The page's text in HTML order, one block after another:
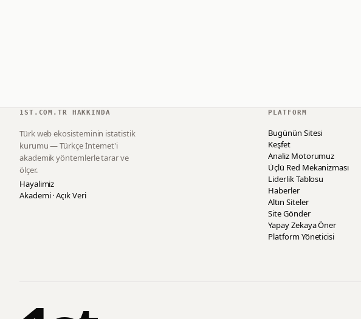
1ST.COM.TR HAKKINDA
Türk web ekosisteminin istatistik
kurumu — Türkçe İnternet'i
akademik yöntemlerle tarar ve
ölçer.
Hayalimiz
Akademi · Açık Veri
PLATFORM
Bugünün Sitesi
Keşfet
Analiz Motorumuz
Üçlü Red Mekanizması
Liderlik Tablosu
Haberler
Altın Siteler
Site Gönder
Yapay Zekaya Öner
Platform Yöneticisi